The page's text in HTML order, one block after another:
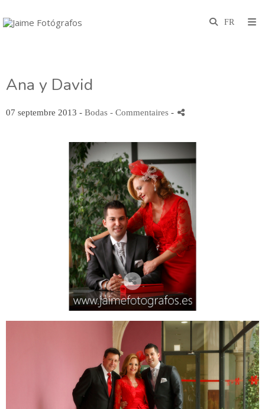
Ana y David
07 septembre 2013 - Bodas - Commentaires -